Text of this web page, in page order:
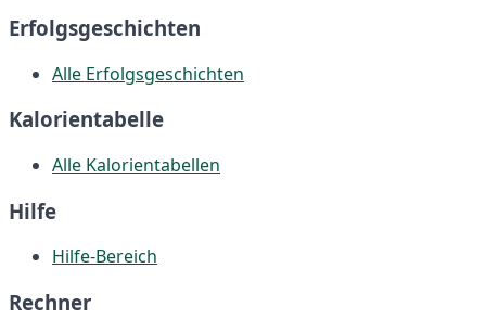
Erfolgsgeschichten
Alle Erfolgsgeschichten
Kalorientabelle
Alle Kalorientabellen
Hilfe
Hilfe-Bereich
Rechner